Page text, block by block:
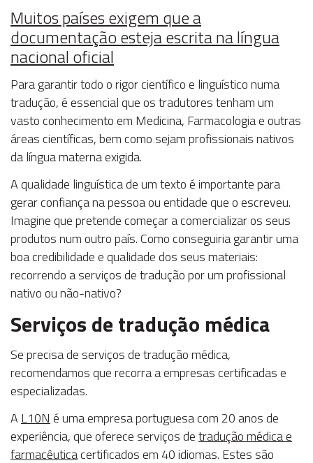
Muitos países exigem que a
documentação esteja escrita na língua
nacional oficial
Para garantir todo o rigor científico e linguístico numa
tradução, é essencial que os tradutores tenham um
vasto conhecimento em Medicina, Farmacologia e outras
áreas científicas, bem como sejam profissionais nativos
da língua materna exigida.
A qualidade linguística de um texto é importante para
gerar confiança na pessoa ou entidade que o escreveu.
Imagine que pretende começar a comercializar os seus
produtos num outro país. Como conseguiria garantir uma
boa credibilidade e qualidade dos seus materiais:
recorrendo a serviços de tradução por um profissional
nativo ou não-nativo?
Serviços de tradução médica
Se precisa de serviços de tradução médica,
recomendamos que recorra a empresas certificadas e
especializadas.
A L10N é uma empresa portuguesa com 20 anos de
experiência, que oferece serviços detradução médica e
farmacêuticacertificados em 40 idiomas. Estes são